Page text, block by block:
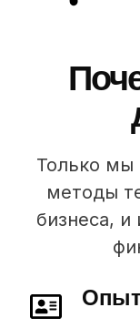
Только мы
методы
бизнеса,